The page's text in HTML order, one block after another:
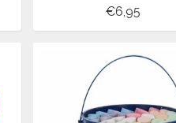
€6,95